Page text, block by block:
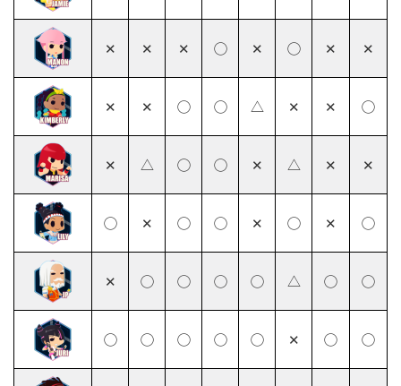
✕ ✕ ✕ ◯ ✕ ◯ ✕ ✕
✕ ✕ ◯ ◯ △ ✕ ✕ ◯
✕ △ ◯ ◯ ✕ △ ✕ ✕
◯ ✕ ◯ ◯ ✕ ◯ ✕ ◯
✕ ◯ ◯ ◯ ◯ △ ◯ ◯
◯ ◯ ◯ ◯ ◯ ✕ ◯ ◯